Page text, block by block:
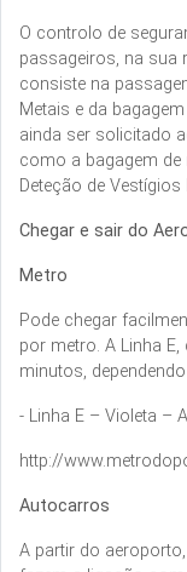
O controlo de
passageiros, na sua
consiste na
Metais e da
ainda ser solicitado
como a bagagem de
Deteção de
Chegar e sair do
Metro
Pode chegar
por metro. A Linha
minutos,
- Linha E – Violeta –
http://
Autocarros
A partir do